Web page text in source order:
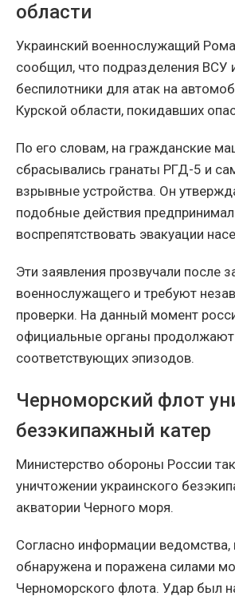
области
Украинский военнослужащий
сообщил, что подразделения ВСУ
беспилотники для атак на
Курской области, покидавших
По его словам, на гражданские
сбрасывались гранаты РГД-5 и
взрывные устройства. Он
подобные действия
воспрепятствовать эвакуации
Эти заявления прозвучали после
военнослужащего и требуют
проверки. На данный момент
официальные органы
соответствующих эпизодов.
Черноморский флот
безэкипажный катер
Министерство обороны России
уничтожении украинского
акватории Черного моря.
Согласно информации ведомства,
обнаружена и поражена силами
Черноморского флота. Удар был